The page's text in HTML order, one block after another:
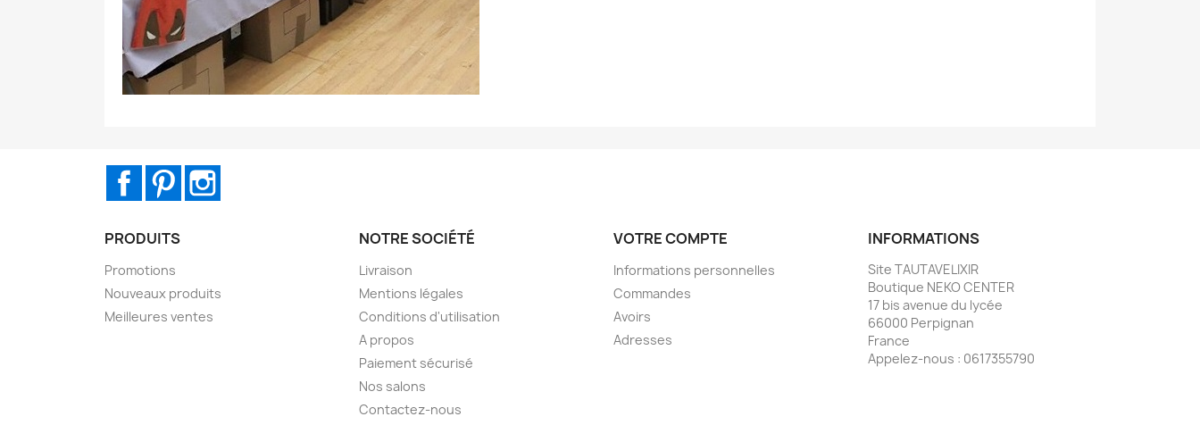
FacebookPinterest
PRODUITS
Promotions
Nouveaux produits
Meilleures ventes
NOTRE SOCIÉTÉ
Livraison
Mentions légales
Conditions d'utilisation
A propos
Paiement sécurisé
Nos salons
Contactez-nous
VOTRE COMPTE
Informations personnelles
Commandes
Avoirs
Adresses
INFORMATIONS
Site TAUTAVELIXIR
Boutique NEKO CENTER
17 bis avenue du lycée
66000 Perpignan
France
Appelez-nous : 0617355790